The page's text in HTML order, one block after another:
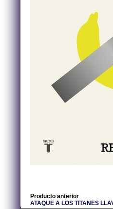
Producto anterior
ATAQUE A LOS TITANES